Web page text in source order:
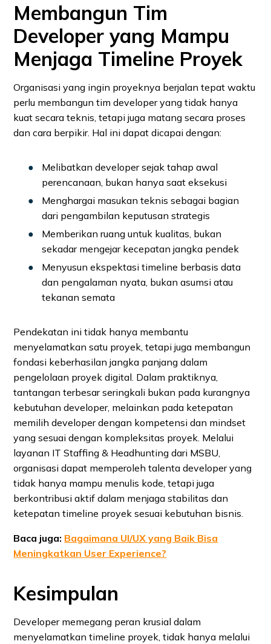
Membangun Tim
Developer yang Mampu
Menjaga Timeline Proyek
Organisasi yang ingin proyeknya berjalan tepat waktu
perlu membangun tim developer yang tidak hanya
kuat secara teknis, tetapi juga matang secara proses
dan cara berpikir. Hal ini dapat dicapai dengan:
Melibatkan developer sejak tahap awal
perencanaan, bukan hanya saat eksekusi
Menghargai masukan teknis sebagai bagian
dari pengambilan keputusan strategis
Memberikan ruang untuk kualitas, bukan
sekadar mengejar kecepatan jangka pendek
Menyusun ekspektasi timeline berbasis data
dan pengalaman nyata, bukan asumsi atau
tekanan semata
Pendekatan ini tidak hanya membantu
menyelamatkan satu proyek, tetapi juga membangun
fondasi keberhasilan jangka panjang dalam
pengelolaan proyek digital. Dalam praktiknya,
tantangan terbesar seringkali bukan pada kurangnya
kebutuhan developer, melainkan pada ketepatan
memilih developer dengan kompetensi dan mindset
yang sesuai dengan kompleksitas proyek. Melalui
layanan IT Staffing & Headhunting dari MSBU,
organisasi dapat memperoleh talenta developer yang
tidak hanya mampu menulis kode, tetapi juga
berkontribusi aktif dalam menjaga stabilitas dan
ketepatan timeline proyek sesuai kebutuhan bisnis.
Baca juga: Bagaimana UI/UX yang Baik Bisa
Meningkatkan User Experience?
Kesimpulan
Developer memegang peran krusial dalam
menyelamatkan timeline proyek, tidak hanya melalui